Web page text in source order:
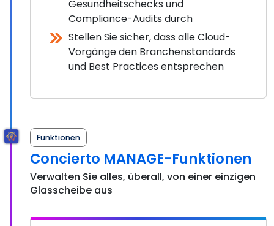
Gesundheitschecks und
Compliance-Audits durch
Stellen Sie sicher, dass alle Cloud-
Vorgänge den Branchenstandards
und Best Practices entsprechen
Funktionen
Concierto MANAGE-Funktionen
Verwalten Sie alles, überall, von einer einzigen
Glasscheibe aus